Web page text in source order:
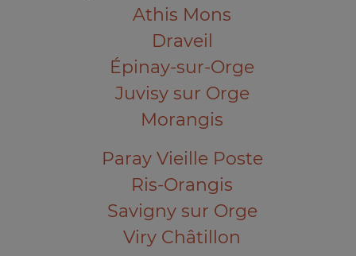
Athis Mons
Draveil
Épinay-sur-Orge
Juvisy sur Orge
Morangis
Paray Vieille Poste
Ris-Orangis
Savigny sur Orge
Viry Châtillon